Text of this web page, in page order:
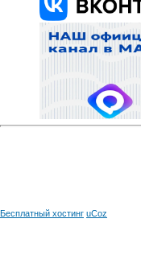
Бесплатный хостинг uCoz